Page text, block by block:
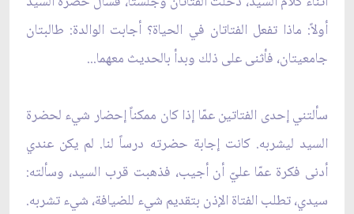
أولاً: ماذا تفعل الفتاتان في الحياة؟ أجابت الوالدة: طالبتان
جامعيتان، فأثنى على ذلك وبدأ بالحديث معهما...
سألتني إحدى الفتاتين عمّا إذا كان ممكناً إحضار شيء لحضرة
السيد ليشربه. كانت إجابة حضرته درساً لنا. لم يكن عندي
أدنى فكرة عمّا عليّ أن أجيب، فذهبت قرب السيد، وسألته:
سيدي، تطلب الفتاة الإذن بتقديم شيء للضيافة، شيء تشربه.